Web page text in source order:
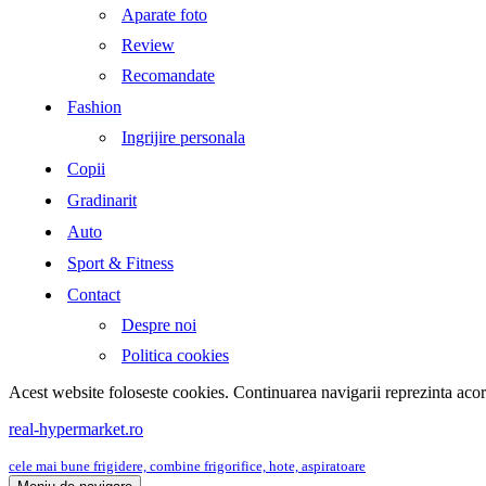
Aparate foto
Review
Recomandate
Fashion
Ingrijire personala
Copii
Gradinarit
Auto
Sport & Fitness
Contact
Despre noi
Politica cookies
Acest website foloseste cookies. Continuarea navigarii reprezinta
real-hypermarket.ro
cele mai bune frigidere, combine frigorifice, hote, aspiratoare